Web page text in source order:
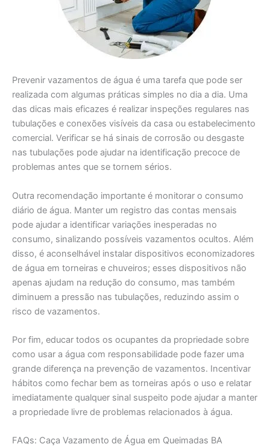
Prevenir vazamentos de água é uma tarefa que pode ser
realizada com algumas práticas simples no dia a dia. Uma
das dicas mais eficazes é realizar inspeções regulares nas
tubulações e conexões visíveis da casa ou estabelecimento
comercial. Verificar se há sinais de corrosão ou desgaste
nas tubulações pode ajudar na identificação precoce de
problemas antes que se tornem sérios.
Outra recomendação importante é monitorar o consumo
diário de água. Manter um registro das contas mensais
pode ajudar a identificar variações inesperadas no
consumo, sinalizando possíveis vazamentos ocultos. Além
disso, é aconselhável instalar dispositivos economizadores
de água em torneiras e chuveiros; esses dispositivos não
apenas ajudam na redução do consumo, mas também
diminuem a pressão nas tubulações, reduzindo assim o
risco de vazamentos.
Por fim, educar todos os ocupantes da propriedade sobre
como usar a água com responsabilidade pode fazer uma
grande diferença na prevenção de vazamentos. Incentivar
hábitos como fechar bem as torneiras após o uso e relatar
imediatamente qualquer sinal suspeito pode ajudar a manter
a propriedade livre de problemas relacionados à água.
FAQs: Caça Vazamento de Água em Queimadas BA